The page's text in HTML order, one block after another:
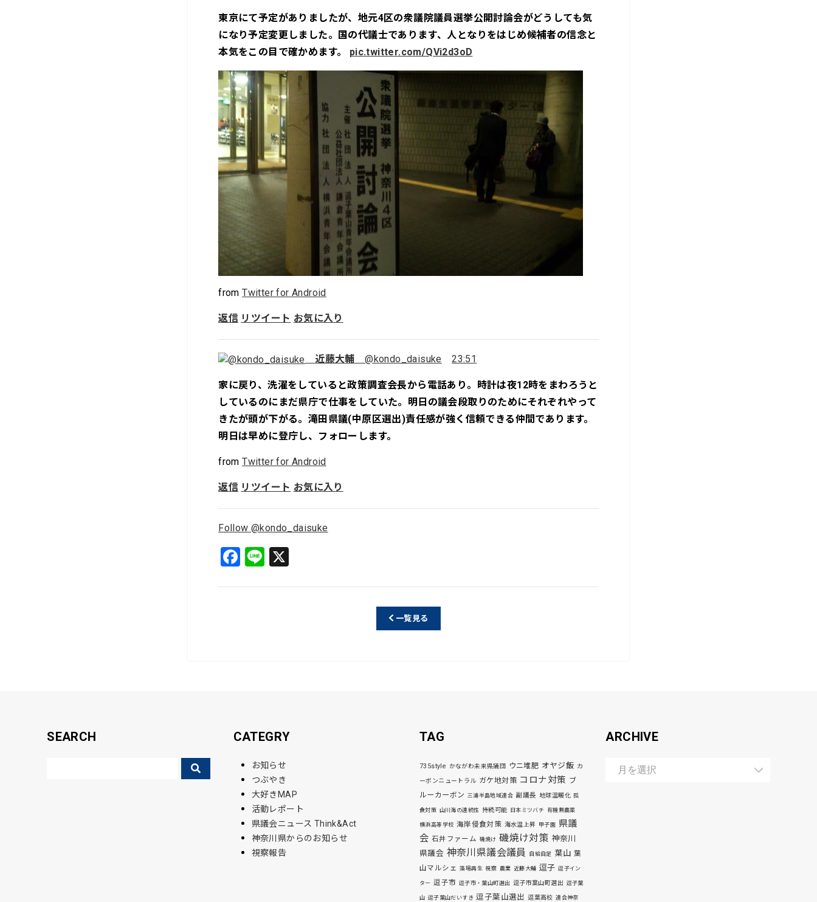
東京にて予定がありましたが、地元4区の衆議院議員選挙公開討論会がどうしても気
になり予定変更しました。国の代議士であります、人となりをはじめ候補者の信念と
本気をこの目で確かめます。 pic.twitter.com/QVi2d3oD
fromTwitter for Android
返信 リツイート お気に入り
近藤大輔 @kondo_daisuke 23:51
家に戻り、洗濯をしていると政策調査会長から電話あり。時計は夜12時をまわろうと
しているのにまだ県庁で仕事をしていた。明日の議会段取りのためにそれぞれやって
きたが頭が下がる。滝田県議(中原区選出)責任感が強く信頼できる仲間であります。
明日は早めに登庁し、フォローします。
fromTwitter for Android
返信 リツイート お気に入り
Follow @kondo_daisuke
F
a
c
Li
n
e
一覧見る
SEARCH CATEGRY
お知らせ
つぶやき
大好きMAP
活動レポート
県議会ニュース Think&Act
神奈川県からのお知らせ
視察報告
TAG
735style かながわ未来県議団 ウニ堆肥 オヤジ飯 カ
ーボンニュートラル ガケ地対策 コロナ対策 ブ
ルーカーボン 三浦半島地域連合 副議長 地球温暖化 孤
食対策 山川海の連続性 持続可能 日本ミツバチ 有機無農薬
横浜高等学校 海岸侵食対策 海水温上昇 甲子園
県議
会 石井ファーム 磯焼け 磯焼け対策 神奈川
県議会 神奈川県議会議員 自給自足 葉山 葉
山マルシェ
藻場再生 視察 農業 近藤大輔 逗子 逗子イン
ター 逗子市 逗子市・葉山町選出 逗子市葉山町選出 逗子葉
山 逗子葉山だいすき 逗子葉山選出 逗葉高校 連合神奈
ARCHIVE